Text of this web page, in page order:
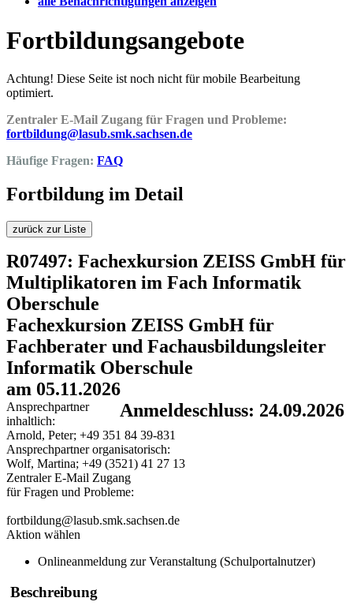
Fortbildungsangebote
Achtung! Diese Seite ist noch nicht für mobile Bearbeitung
optimiert.
Zentraler E-Mail Zugang für Fragen und Probleme:
fortbildung@lasub.smk.sachsen.de
Häufige Fragen: FAQ
Fortbildung im Detail
zurück zur Liste
R07497: Fachexkursion ZEISS GmbH für
Multiplikatoren im Fach Informatik
Oberschule
Fachexkursion ZEISS GmbH für
Fachberater und Fachausbildungsleiter
Informatik Oberschule
am 05.11.2026
Anmeldeschluss: 24.09.2026
Ansprechpartner
inhaltlich:
Arnold, Peter; +49 351 84 39-831
Ansprechpartner organisatorisch:
Wolf, Martina; +49 (3521) 41 27 13
Zentraler E-Mail Zugang
für Fragen und Probleme:
fortbildung@lasub.smk.sachsen.de
Aktion wählen
Onlineanmeldung zur Veranstaltung (Schulportalnutzer)
Beschreibung